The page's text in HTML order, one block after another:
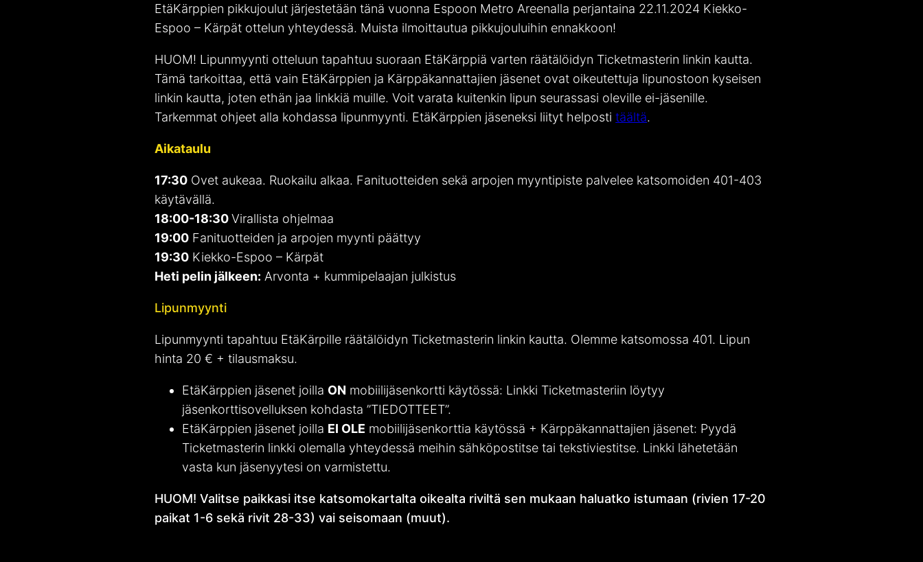
EtäKärppien pikkujoulut järjestetään tänä vuonna Espoon Metro Areenalla perjantaina 22.11.2024 Kiekko-
Espoo – Kärpät ottelun yhteydessä. Muista ilmoittautua pikkujouluihin ennakkoon!
HUOM! Lipunmyynti otteluun tapahtuu suoraan EtäKärppiä varten räätälöidyn Ticketmasterin linkin kautta.
Tämä tarkoittaa, että vain EtäKärppien ja Kärppäkannattajien jäsenet ovat oikeutettuja lipunostoon kyseisen
linkin kautta, joten ethän jaa linkkiä muille. Voit varata kuitenkin lipun seurassasi oleville ei-jäsenille.
Tarkemmat ohjeet alla kohdassa lipunmyynti. EtäKärppien jäseneksi liityt helpostitäältä.
Aikataulu
17:30 Ovet aukeaa. Ruokailu alkaa. Fanituotteiden sekä arpojen myyntipiste palvelee katsomoiden 401-403
käytävällä.
18:00-18:30Virallista ohjelmaa
19:00 Fanituotteiden ja arpojen myynti päättyy
19:30 Kiekko-Espoo – Kärpät
Heti pelin jälkeen: Arvonta + kummipelaajan julkistus
Lipunmyynti
Lipunmyynti tapahtuu EtäKärpille räätälöidyn Ticketmasterin linkin kautta. Olemme katsomossa 401. Lipun
hinta 20 € + tilausmaksu.
EtäKärppien jäsenet joilla ON mobiilijäsenkortti käytössä: Linkki Ticketmasteriin löytyy
jäsenkorttisovelluksen kohdasta ”TIEDOTTEET”.
EtäKärppien jäsenet joilla EI OLE mobiilijäsenkorttia käytössä + Kärppäkannattajien jäsenet: Pyydä
Ticketmasterin linkki olemalla yhteydessä meihin sähköpostitse tai tekstiviestitse. Linkki lähetetään
vasta kun jäsenyytesi on varmistettu.
HUOM! Valitse paikkasi itse katsomokartalta oikealta riviltä sen mukaan haluatko istumaan (rivien 17-20
paikat 1-6 sekä rivit 28-33) vai seisomaan (muut).